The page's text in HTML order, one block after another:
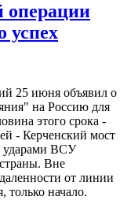
операции
успех
25 июня объявил о
на Россию для
этого срока -
- Керченский мост
ударами ВСУ
Вне
от линии
только начало.